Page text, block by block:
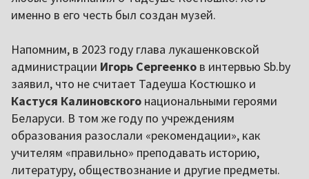
именно в его честь был создан музей.
Напомним, в 2023 году глава лукашенковской
администрации Игорь Сергеенко в интервью Sb.by
заявил, что не считает Тадеуша Костюшко и
Кастуся Калиновского национальными героями
Беларуси. В том же году по учреждениям
образования разослали «рекомендации», как
учителям «правильно» преподавать историю,
литературу, обществознание и другие предметы.